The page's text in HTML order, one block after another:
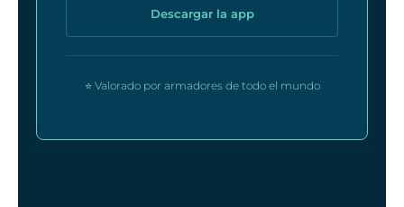
Descargar la app
⭐ Valorado por armadores de todo el mundo